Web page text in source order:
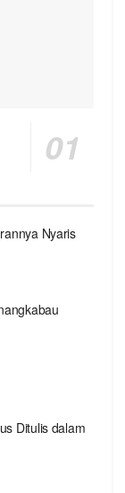
Nyaris
Ditulis dalam